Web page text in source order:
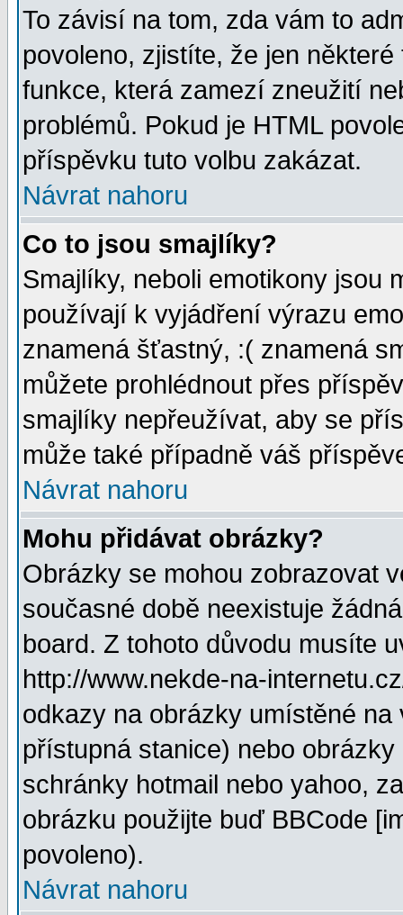
To závisí na tom, zda vám to
povoleno, zjistíte, že jen
funkce, která zamezí zneužití
problémů. Pokud je HTML
příspěvku tuto volbu zakázat.
Návrat nahoru
Co to jsou smajlíky?
Smajlíky, neboli emotikony jsou
používají k vyjádření výrazu
znamená šťastný, :( znamená
můžete prohlédnout přes
smajlíky nepřeužívat, aby se
může také případně váš
Návrat nahoru
Mohu přidávat obrázky?
Obrázky se mohou zobrazovat
současné době neexistuje
board. Z tohoto důvodu musíte
http://www.nekde-na-
odkazy na obrázky umístěné
přístupná stanice) nebo
schránky hotmail nebo yahoo,
obrázku použijte buď BBCode
povoleno).
Návrat nahoru